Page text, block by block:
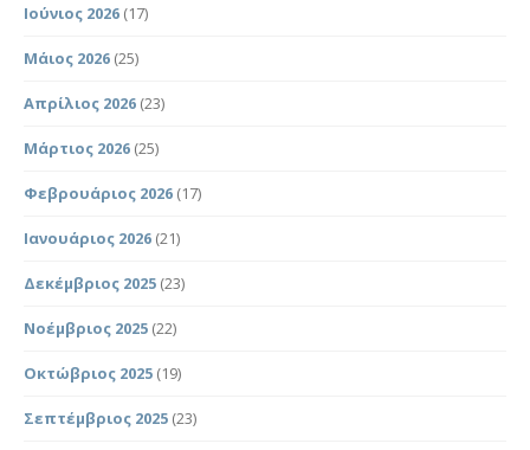
Ιούνιος 2026 (17)
Μάιος 2026 (25)
Απρίλιος 2026 (23)
Μάρτιος 2026 (25)
Φεβρουάριος 2026 (17)
Ιανουάριος 2026 (21)
Δεκέμβριος 2025 (23)
Νοέμβριος 2025 (22)
Οκτώβριος 2025 (19)
Σεπτέμβριος 2025 (23)